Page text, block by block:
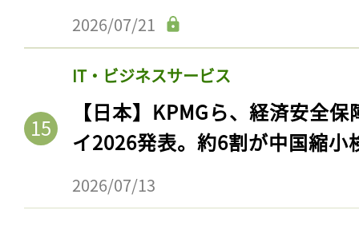
2026/07/21
IT・ビジネスサービス
【日本】KPMGら、経済安全
イ2026発表。約6割が中国縮小
2026/07/13